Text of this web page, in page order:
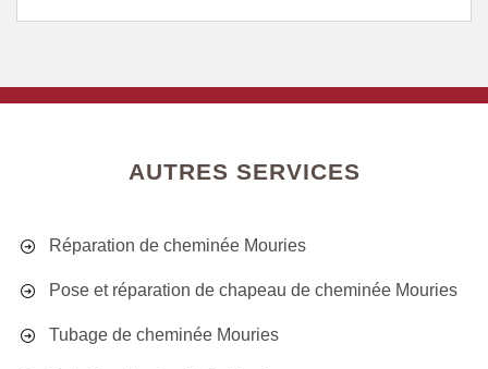
AUTRES SERVICES
Réparation de cheminée Mouries
Pose et réparation de chapeau de cheminée Mouries
Tubage de cheminée Mouries